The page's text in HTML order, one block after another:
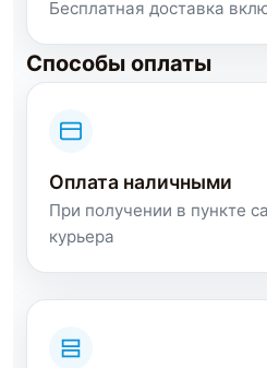
Бесплатная доставка
Способы оплаты
Оплата наличными
При получении в пункте
курьера